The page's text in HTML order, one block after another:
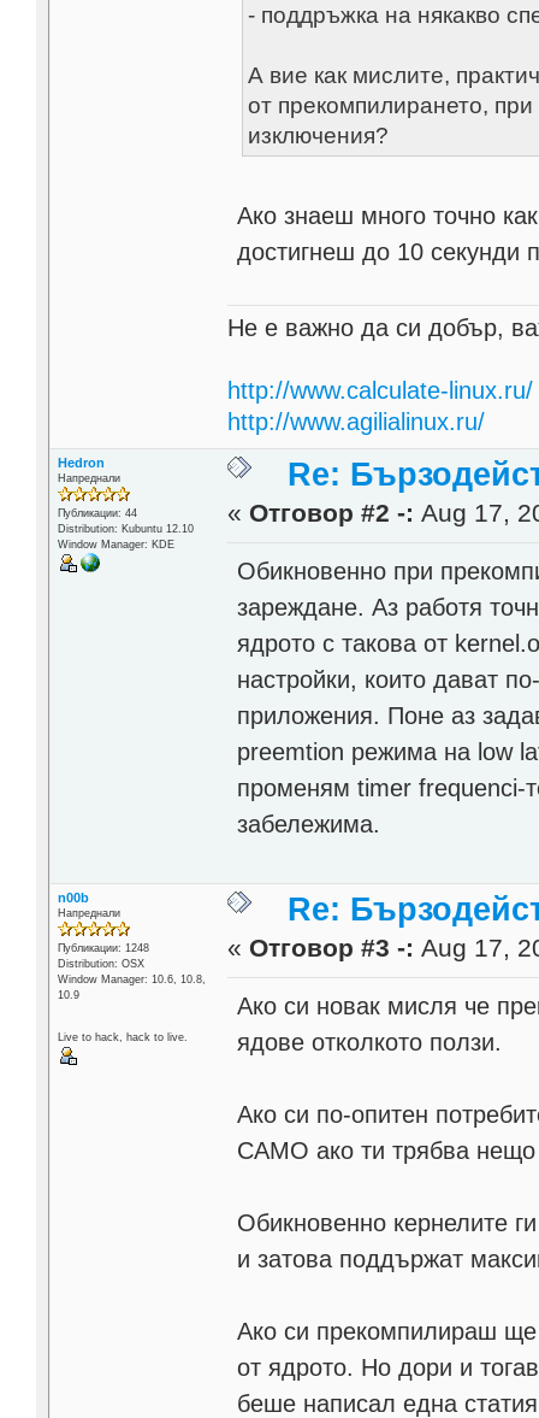
- поддръжка на някакво
А вие как мислите,
от прекомпилирането,
изключения?
Ако знаеш много точно
достигнеш до 10 секунди
Не е важно да си добър,
http://www.calculate-linux.ru/
http://www.agilialinux.ru/
Hedron
Напреднали
Публикации: 44
Distribution: Kubuntu 12.10
Window Manager: KDE
Re:
« Отговор #2 -: Aug 17,
Обикновенно при
зареждане. Аз работя
ядрото с такова от
настройки, които дават
приложения. Поне аз
preemtion режима на low
променям timer frequenci-
забележима.
n00b
Напреднали
Публикации: 1248
Distribution: OSX
Window Manager: 10.6, 10.8,
10.9
Live to hack, hack to live.
Re:
« Отговор #3 -: Aug 17,
Ако си новак мисля че
ядове отколкото ползи.
Ако си по-опитен
САМО ако ти трябва нещо
Обикновенно кернелите
и затова поддържат
Ако си прекомпилираш
от ядрото. Но дори и
беше написал една